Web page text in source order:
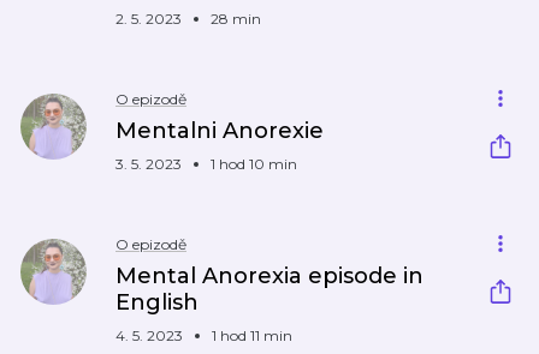
2. 5. 2023 28 min
O epizodě
Mentalni Anorexie
3. 5. 2023 1 hod 10 min
O epizodě
Mental Anorexia episode in
English
4. 5. 2023 1 hod 11 min